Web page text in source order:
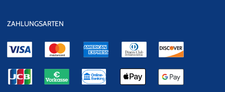
ZAHLUNGSARTEN